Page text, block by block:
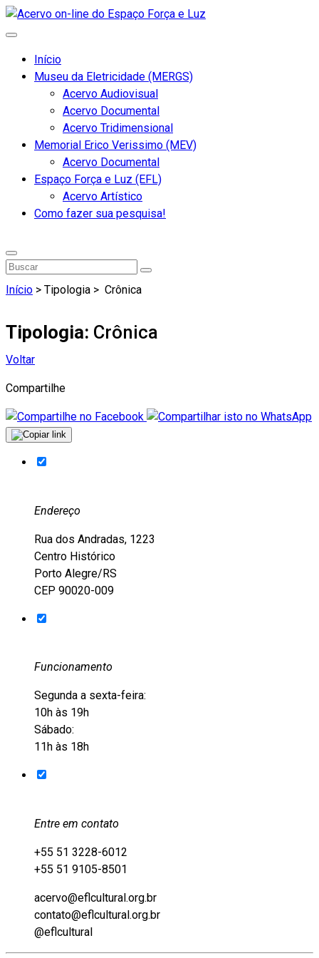
Início
Museu da Eletricidade (MERGS)
Acervo Audiovisual
Acervo Documental
Acervo Tridimensional
Memorial Erico Verissimo (MEV)
Acervo Documental
Espaço Força e Luz (EFL)
Acervo Artístico
Como fazer sua pesquisa!
Início > Tipologia > Crônica
Tipologia: Crônica
Voltar
Compartilhe
Endereço
Rua dos Andradas, 1223
Centro Histórico
Porto Alegre/RS
CEP 90020-009
Funcionamento
Segunda a sexta-feira:
10h às 19h
Sábado:
11h às 18h
Entre em contato
+55 51 3228-6012
+55 51 9105-8501
acervo@eflcultural.org.br
contato@eflcultural.org.br
@eflcultural